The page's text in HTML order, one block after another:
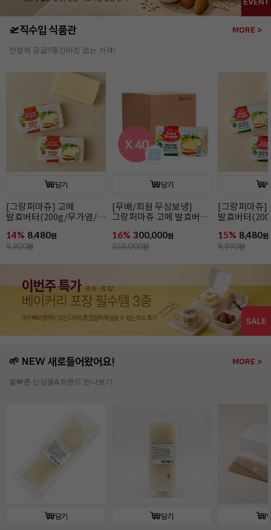
🛫직수입 식품관 MORE >
안정적 공급!/중간마진 없는 가격!
담기
[그랑퍼마쥬] 고메
발효버터(200g/무가염/
14% 8,480원
9,900원
담기
[무배/회원 무상보냉]
그랑퍼마쥬 고메 발효버터
프랑스)
16% 300,000원
359,000원
[그랑퍼마쥬]
발효버터
15% 8,480원
9,990원
🌱 NEW 새로들어왔어요! MORE >
발빠른 신상품&트랜드 만나보기
담기 담기